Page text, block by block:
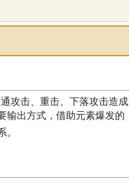
攻击、重击、下落攻击造
输出方式，借助元素爆发
。